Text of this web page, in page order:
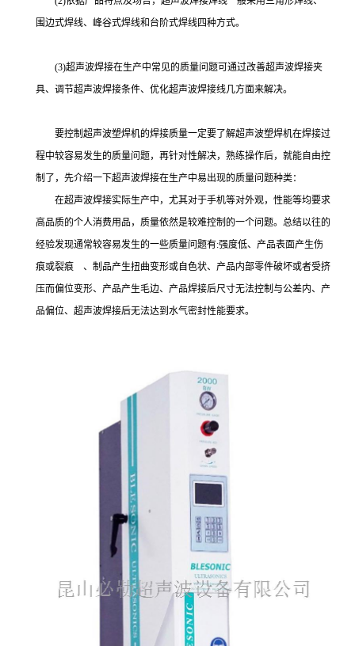
围边式焊线、峰谷式焊线和台阶式焊线四种方式。
(3)超声波焊接在生产中常见的质量问题可通过改善超声波焊接夹
具、调节超声波焊接条件、优化超声波焊接线几方面来解决。
要控制超声波塑焊机的焊接质量一定要了解超声波塑焊机在焊接过
程中较容易发生的质量问题，再针对性解决，熟练操作后，就能自由控
制了，先介绍一下超声波焊接在生产中易出现的质量问题种类：
在超声波焊接实际生产中，尤其对于手机等对外观，性能等均要求
高品质的个人消费用品，质量依然是较难控制的一个问题。总结以往的
经验发现通常较容易发生的一些质量问题有:强度低、产品表面产生伤
痕或裂痕 、制品产生扭曲变形或自色状、产品内部零件破坏或者受挤
压而偏位变形、产品产生毛边、产品焊接后尺寸无法控制与公差内、产
品偏位、超声波焊接后无法达到水气密封性能要求。